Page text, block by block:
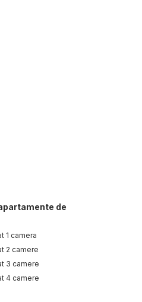
de
1 camera
2 camere
3 camere
4 camere